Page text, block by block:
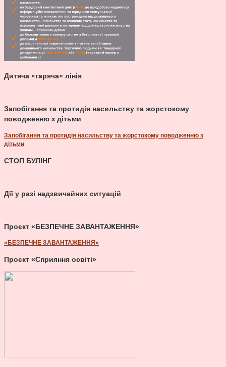
Дитяча «гаряча» лінія
Запобігання та протидія насильству та жорстокому
поводженню з дітьми
Запобігання та протидія насильству та жорстокому поводженню з
дітьми
СТОП БУЛІНГ
Дії у разі надзвичайних ситуацій
Проєкт «БЕЗПЕЧНЕ ЗАВАНТАЖЕННЯ»
«БЕЗПЕЧНЕ ЗАВАНТАЖЕННЯ»
Проєкт «Сприяння освіті»